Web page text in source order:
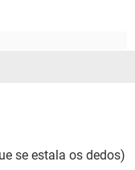
se estala os dedos)